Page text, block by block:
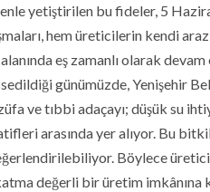
yetiştirilen bu fideler, 5
hem üreticilerin kendi
eş zamanlı olarak
günümüzde, Yenişehir
ve tıbbi adaçayı; düşük su
arasında yer alıyor. Bu
Böylece
değerli bir üretim